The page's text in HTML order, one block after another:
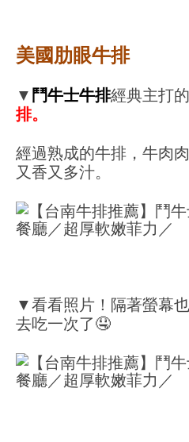
美國肋眼牛排
▼ 鬥牛士牛排經典主打的
排。
經過熟成的牛排，牛肉
又香又多汁。
▼看看照片！隔著螢幕
去吃一次了🤤